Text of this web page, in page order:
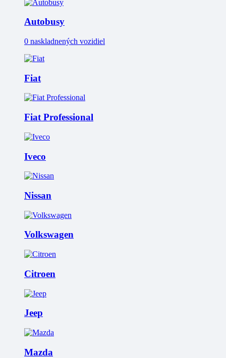
Autobusy
0 naskladnených vozidiel
Fiat
Fiat Professional
Iveco
Nissan
Volkswagen
Citroen
Jeep
Mazda